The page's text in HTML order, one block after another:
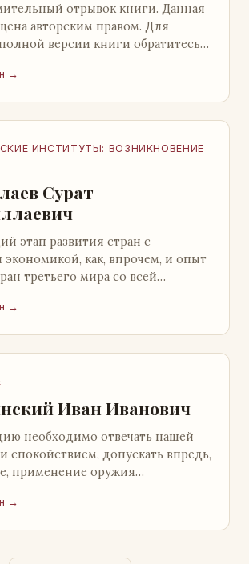
отрывок книги. Данная
авторским правом. Для
версии книги обратитесь к
→
ИНСТИТУТЫ: ВОЗНИКНОВЕНИЕ
Сурат
этап развития стран с
экономикой, как, впрочем, и опыт
третьего мира со всей
такого предс…
→
Иван Иванович
необходимо отвечать нашей
спокойствием, допускать впредь,
применение оружия
о…
→